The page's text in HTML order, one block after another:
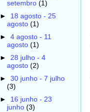
setembro (1)
► 18 agosto - 25
agosto (1)
► 4 agosto - 11
agosto (1)
► 28 julho - 4
agosto (2)
► 30 junho - 7 julho
(3)
► 16 junho - 23
junho (3)